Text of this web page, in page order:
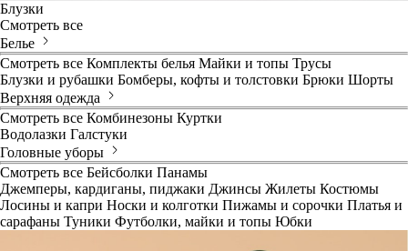
Блузки
Смотреть все
Белье
Смотреть все Комплекты белья Майки и топы Трусы
Блузки и рубашки Бомберы, кофты и толстовки Брюки Шорты
Верхняя одежда
Смотреть все Комбинезоны Куртки
Водолазки Галстуки
Головные уборы
Смотреть все Бейсболки Панамы
Джемперы, кардиганы, пиджаки Джинсы Жилеты Костюмы
Лосины и капри Носки и колготки Пижамы и сорочки Платья и
сарафаны Туники Футболки, майки и топы Юбки